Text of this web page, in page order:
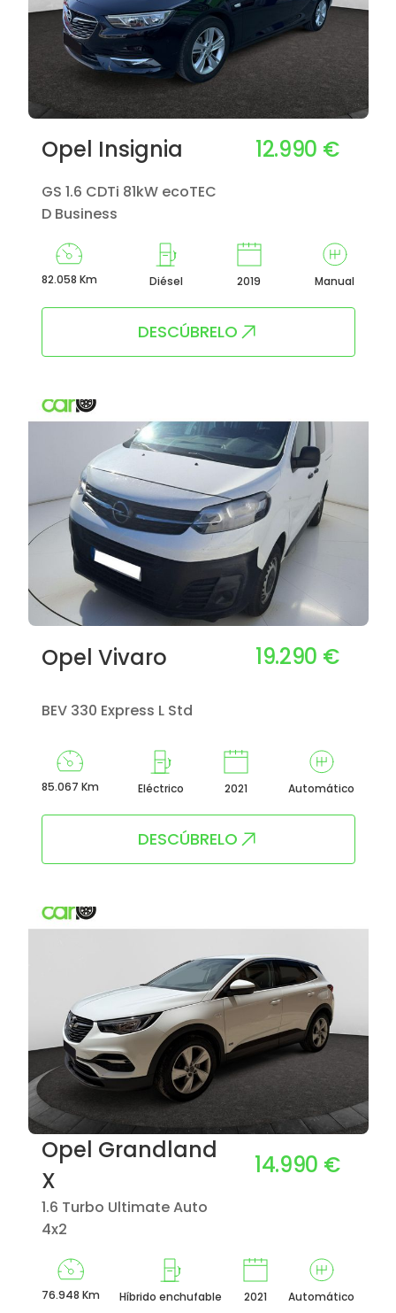
Opel Insignia
GS 1.6 CDTi 81kW ecoTEC
D Business
12.990 €
82.058 Km Diésel 2019 Manual
DESCÚBRELO
Opel Vivaro
BEV 330 Express L Std
19.290 €
85.067 Km Eléctrico 2021 Automático
DESCÚBRELO
Opel Grandland
X
1.6 Turbo Ultimate Auto
4x2
14.990 €
76.948 Km Híbrido enchufable 2021 Automático